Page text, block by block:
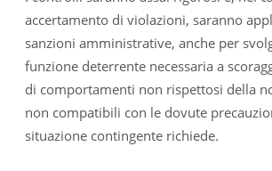
accertamento di violazioni, saranno
sanzioni amministrative, anche per
funzione deterrente necessaria a
di comportamenti non rispettosi della
non compatibili con le dovute
situazione contingente richiede.